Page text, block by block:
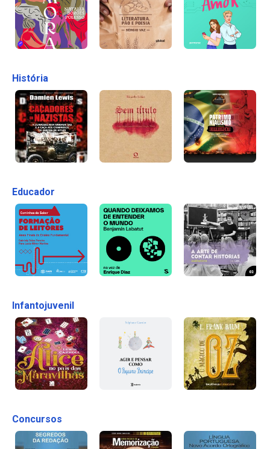
História
Educador
Infantojuvenil
Concursos